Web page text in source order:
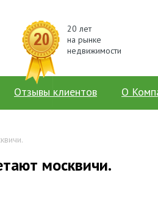
20 лет
на рынке
недвижимости
Отзывы клиентов О
москвичи.